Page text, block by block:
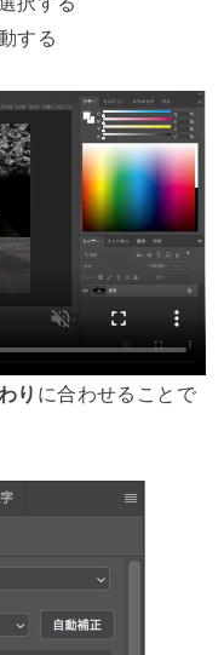
する
り に合わせることで